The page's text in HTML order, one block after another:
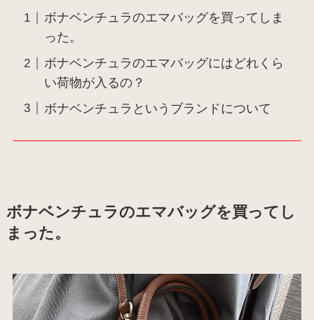
ボナベンチュラのエマバッグを買ってしま
った。
ボナベンチュラのエマバッグにはどれくら
い荷物が入るの？
ボナベンチュラというブランドについて
ボナベンチュラのエマバッグを買ってし
まった。